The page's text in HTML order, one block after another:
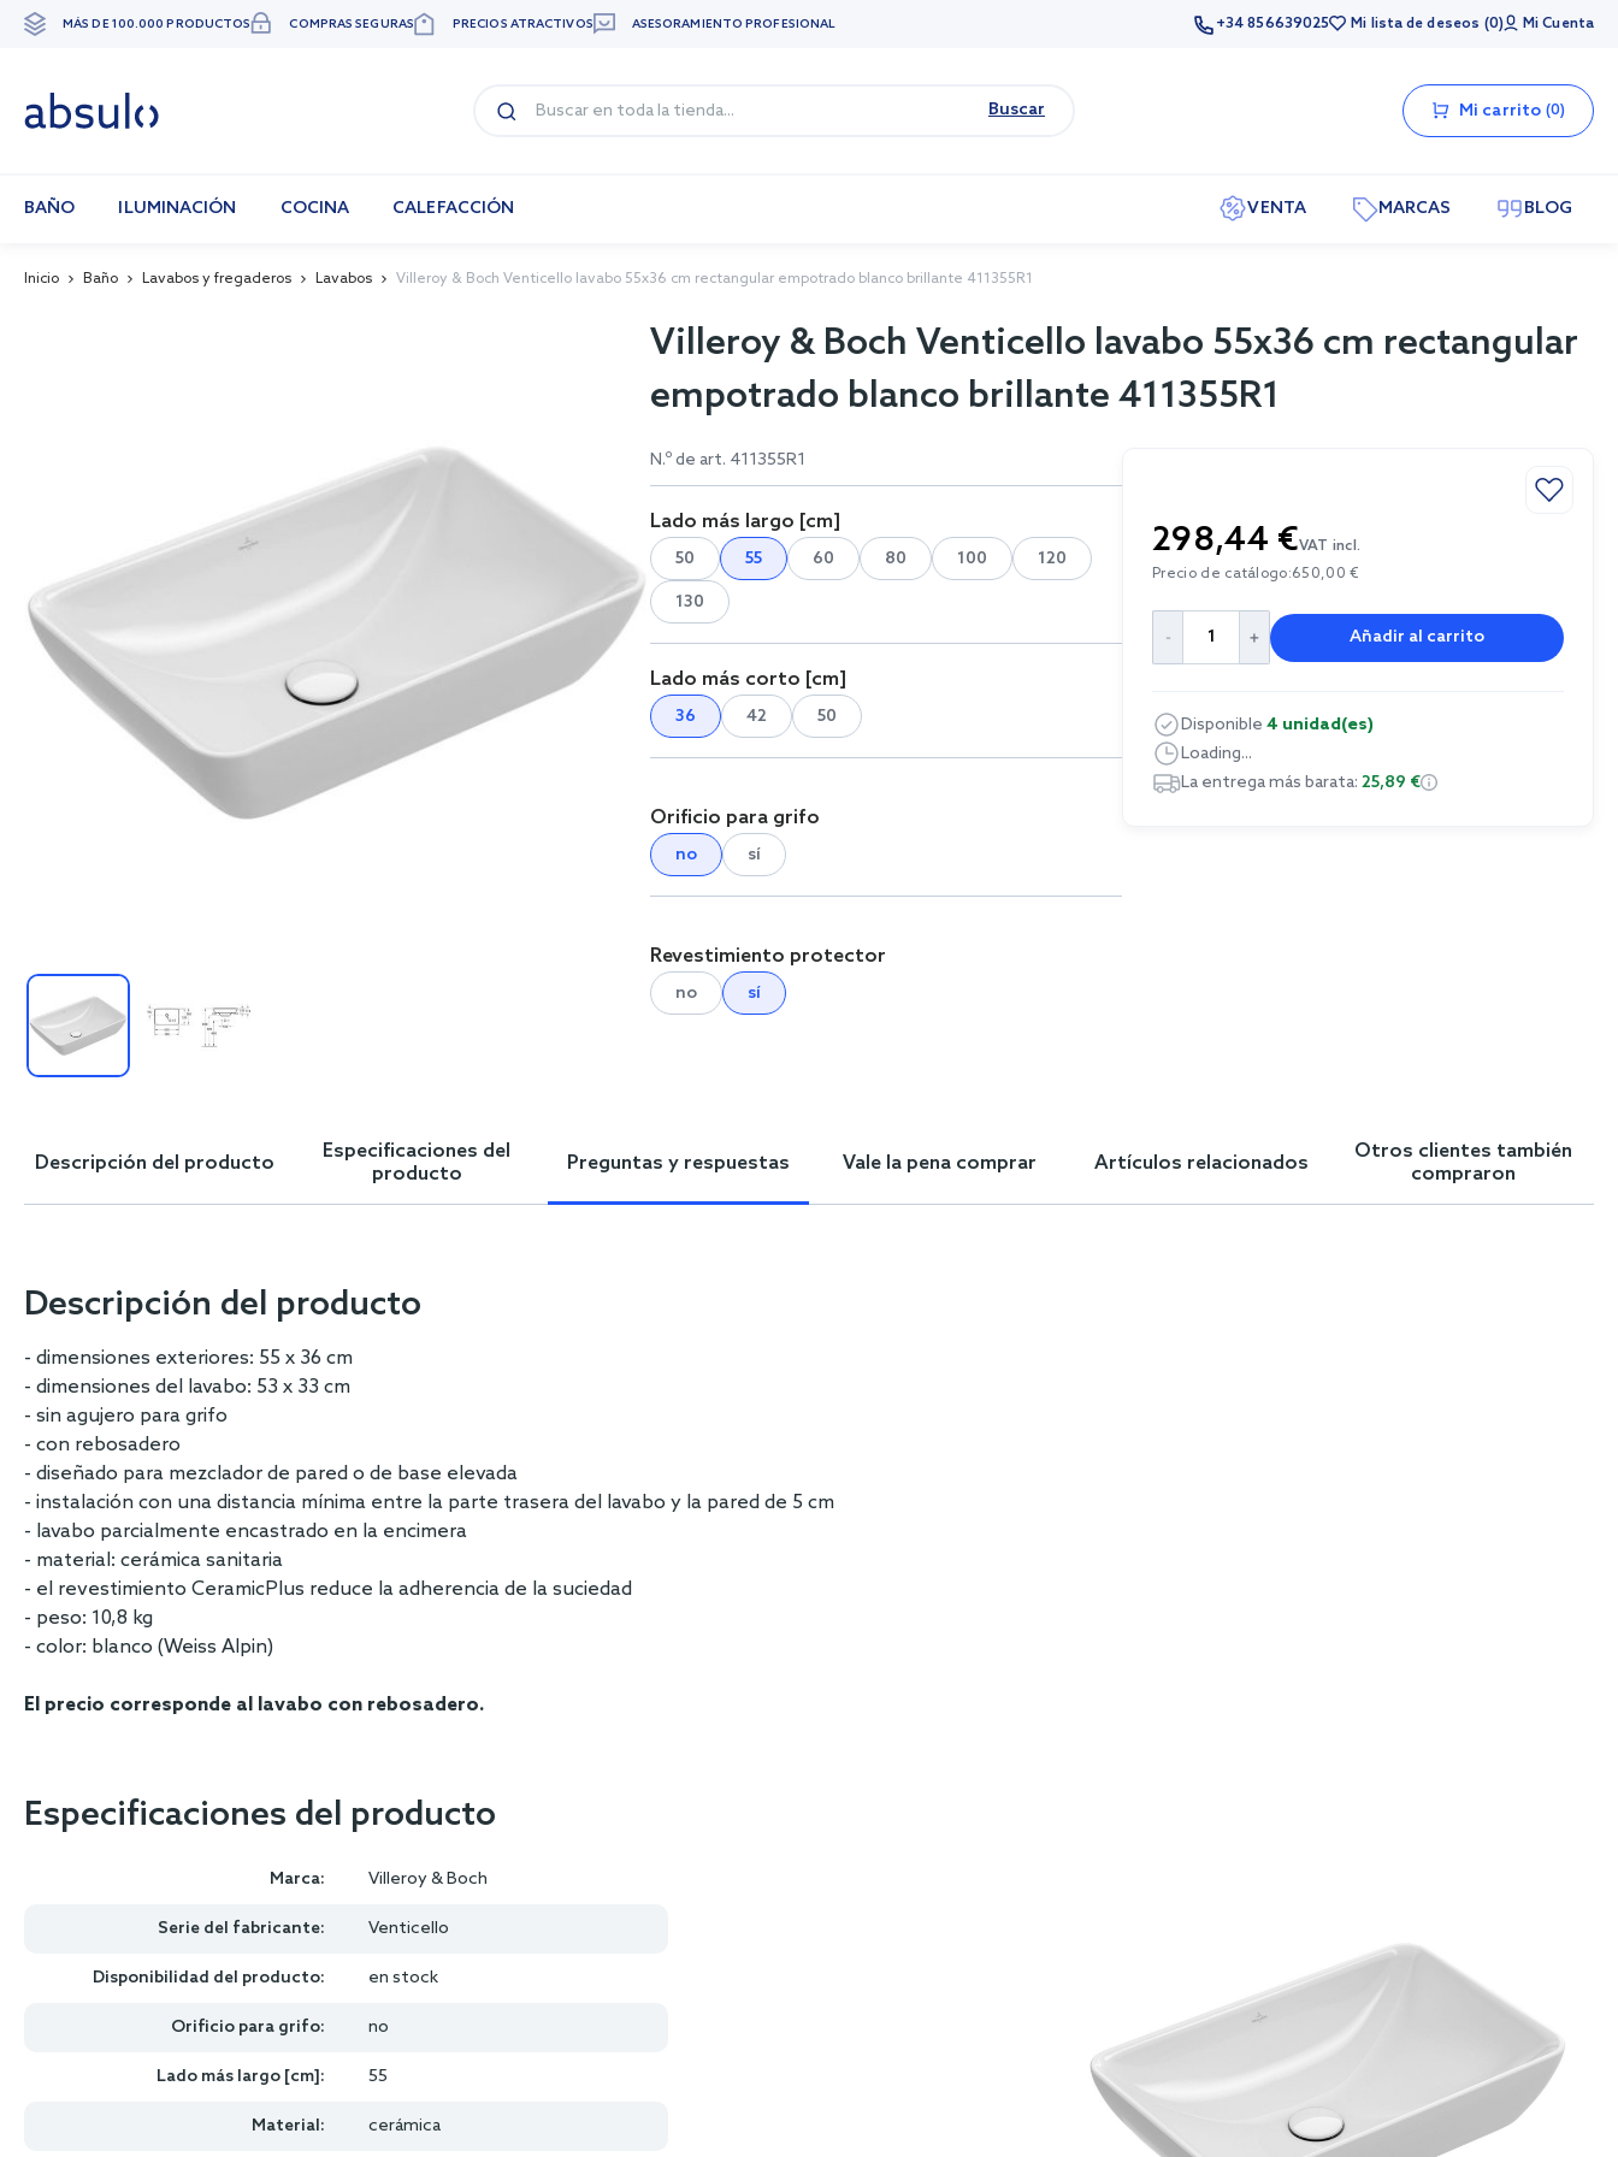
Ir
MÁS DE 100.000 PRODUCTOS COMPRAS SEGURAS PRECIOS ATRACTIVOS ASESORAMIENTO PROFESIONAL +34 856639025 Mi lista de deseos 0 Mi Cuenta
Buscar Mi carrito 0
BAÑO ILUMINACIÓN COCINA CALEFACCIÓN VENTA MARCAS BLOG
Inicio Baño Lavabos y fregaderos Lavabos Villeroy & Boch Venticello lavabo 55x36 cm rectangular empotrado blanco brillante 411355R1
beginning
Villeroy & Boch Venticello lavabo 55x36 cm rectangular
empotrado blanco brillante 411355R1
N.º de art. 411355R1
Lado más largo [cm]
50 55 60 80 100 120
130
Lado más corto [cm]
36 42 50
Orificio para grifo
no sí
Revestimiento protector
no sí
298,44 €VAT incl.
Precio de catálogo:650,00 €
Añadir al carrito
Disponible 4 unidad(es)
Loading...
La entrega más barata: 25,89 €
Descripción del producto
Especificaciones del
producto
Preguntas y respuestas Vale la pena comprar Artículos relacionados
Otros clientes también
compraron
Descripción del producto
- dimensiones exteriores: 55 x 36 cm
- dimensiones del lavabo: 53 x 33 cm
- sin agujero para grifo
- con rebosadero
- diseñado para mezclador de pared o de base elevada
- instalación con una distancia mínima entre la parte trasera del lavabo y la pared de 5 cm
- lavabo parcialmente encastrado en la encimera
- material: cerámica sanitaria
- el revestimiento CeramicPlus reduce la adherencia de la suciedad
- peso: 10,8 kg
- color: blanco (Weiss Alpin)
El precio corresponde al lavabo con rebosadero.
Especificaciones del producto
Marca: Villeroy & Boch
Serie del fabricante: Venticello
Disponibilidad del producto: en stock
Orificio para grifo: no
Lado más largo [cm]: 55
Material: cerámica